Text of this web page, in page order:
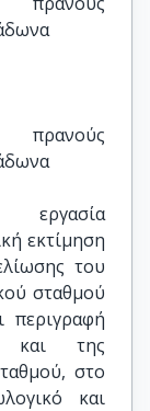
πρανούς
εκτίμηση
του
σταθμού
περιγραφή
και της
στο
και